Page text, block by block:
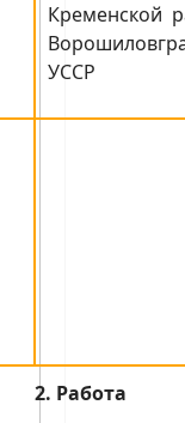
Кременской
УССР
2. Работа